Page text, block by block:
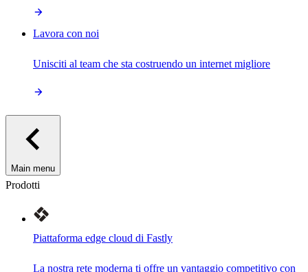
Lavora con noi
Unisciti al team che sta costruendo un internet migliore
Main menu
Prodotti
Piattaforma edge cloud di Fastly
La nostra rete moderna ti offre un vantaggio competitivo con